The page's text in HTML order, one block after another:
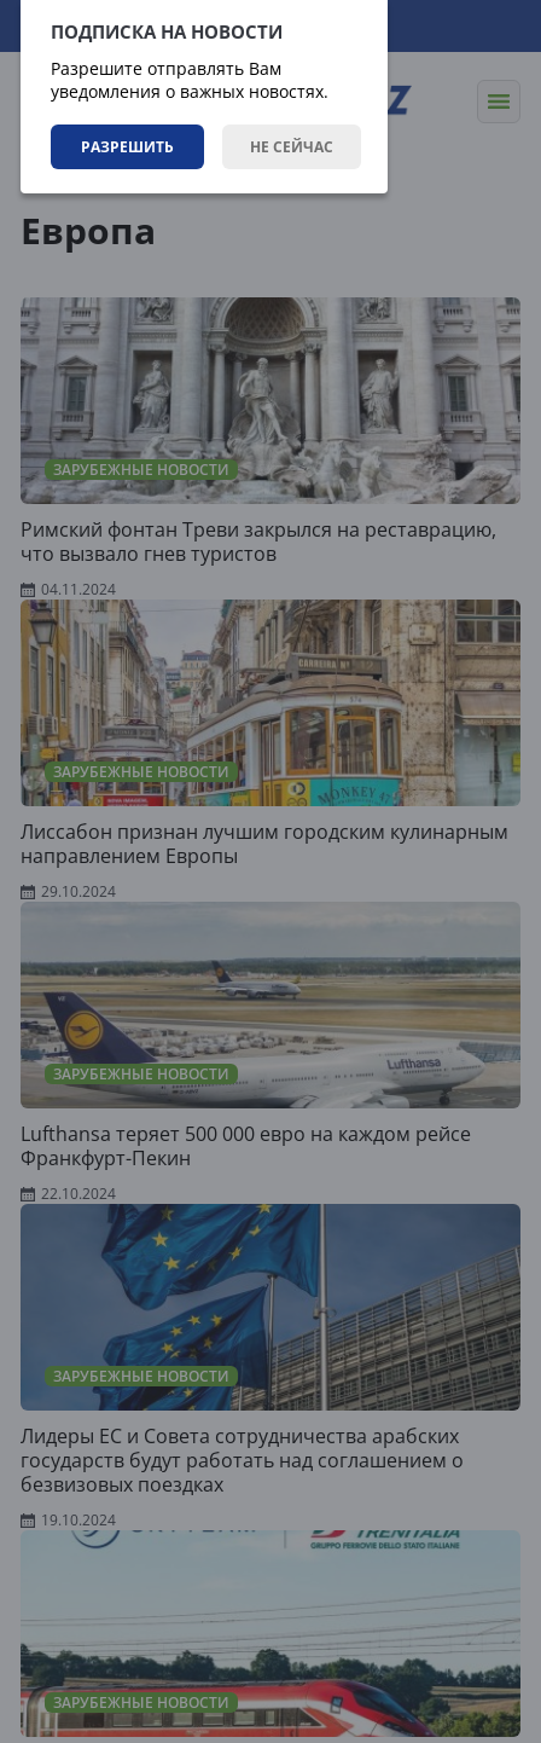
ПОДПИСКА НА НОВОСТИ
Разрешите отправлять Вам
уведомления о важных новостях.
РАЗРЕШИТЬ НЕ СЕЙЧАС
07.08.2026 18:53:02
Европа
ЗАРУБЕЖНЫЕ НОВОСТИ
Римский фонтан Треви закрылся на реставрацию,
что вызвало гнев туристов
04.11.2024
ЗАРУБЕЖНЫЕ НОВОСТИ
Лиссабон признан лучшим городским кулинарным
направлением Европы
29.10.2024
ЗАРУБЕЖНЫЕ НОВОСТИ
Lufthansa теряет 500 000 евро на каждом рейсе
Франкфурт-Пекин
22.10.2024
ЗАРУБЕЖНЫЕ НОВОСТИ
Лидеры ЕС и Совета сотрудничества арабских
государств будут работать над соглашением о
безвизовых поездках
19.10.2024
ЗАРУБЕЖНЫЕ НОВОСТИ